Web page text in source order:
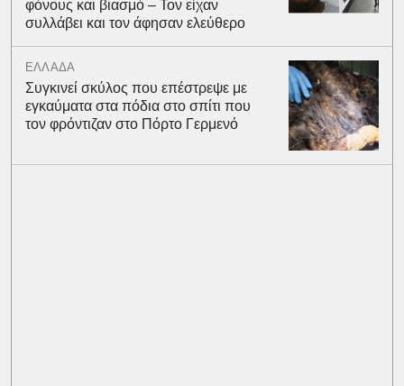
φόνους και βιασμό – Τον είχαν
συλλάβει και τον άφησαν ελεύθερο
ΕΛΛΑΔΑ
Συγκινεί σκύλος που επέστρεψε με
εγκαύματα στα πόδια στο σπίτι που
τον φρόντιζαν στο Πόρτο Γερμενό